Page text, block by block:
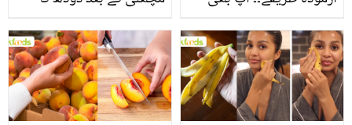
سے متعلق غلط فہمیوں کی
حقیقت کیا ہے اور افواہ
کیا؟
بتائے راز